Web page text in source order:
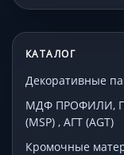
КАТАЛОГ
Декоративные
МДФ ПРОФИЛИ,
(MSP) , АГТ (AGT)
Кромочные